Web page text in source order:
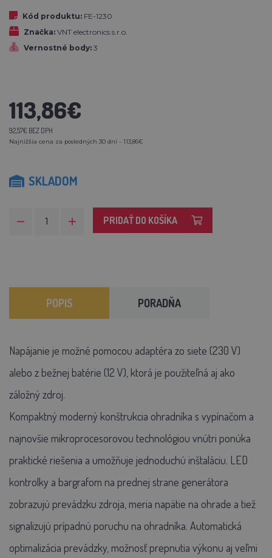
Kód produktu: FE-1230
Značka: VNT electronics s.r.o.
Vernostné body: 3
113,86€
92,57€ BEZ DPH
Najnižšia cena za posledných 30 dní - 113,86€
SKLADOM
PRIDAŤ DO KOŠÍKA
POPIS PORADŇA
Napájanie je možné pomocou adaptéra zo siete (230 V)
alebo z bežnej batérie (12 V), ktorá je použiteľná aj ako
záložný zdroj.
Kompaktný moderný konštrukcia ohradníka s vypínačom a
najnovšie mikroprocesorovou technológiou vnútri ponúka
praktické riešenia a umožňuje jednoduchú inštaláciu. LED
kontrolky a bargrafom na prednej strane generátora
zobrazujú prevádzku zdroja, meria napätie na ohrade a tiež
signalizujú prípadnú poruchu na ohradníka. Automatická
optimalizácia prevádzky, možnosť prepnutia výkonu aj veľmi